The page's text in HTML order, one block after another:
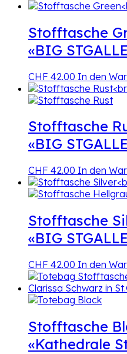
Stofftasche
«BIG
CHF 42.00 In den
Stofftasche
«BIG
CHF 42.00 In den
Stofftasche
«BIG
CHF 42.00 In den
Stofftasche
«Kathedrale